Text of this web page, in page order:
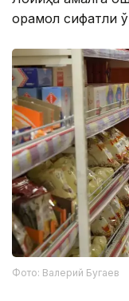
қорамол сифатли
Фото: Валерий Бугаев